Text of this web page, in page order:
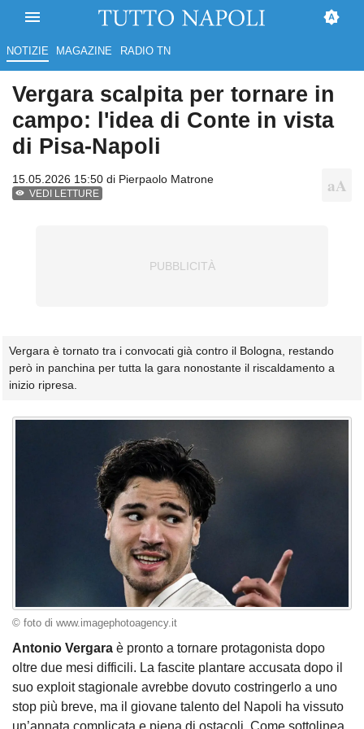
NOTIZIE MAGAZINE RADIO TN
Vergara scalpita per tornare in
campo: l'idea di Conte in vista
di Pisa-Napoli
15.05.2026 15:50 di Pierpaolo Matrone
VEDI LETTURE
Vergara è tornato tra i convocati già contro il Bologna, restando
però in panchina per tutta la gara nonostante il riscaldamento a
inizio ripresa.
© foto di www.imagephotoagency.it
Antonio Vergara è pronto a tornare protagonista dopo
oltre due mesi difficili. La fascite plantare accusata dopo il
suo exploit stagionale avrebbe dovuto costringerlo a uno
stop più breve, ma il giovane talento del Napoli ha vissuto